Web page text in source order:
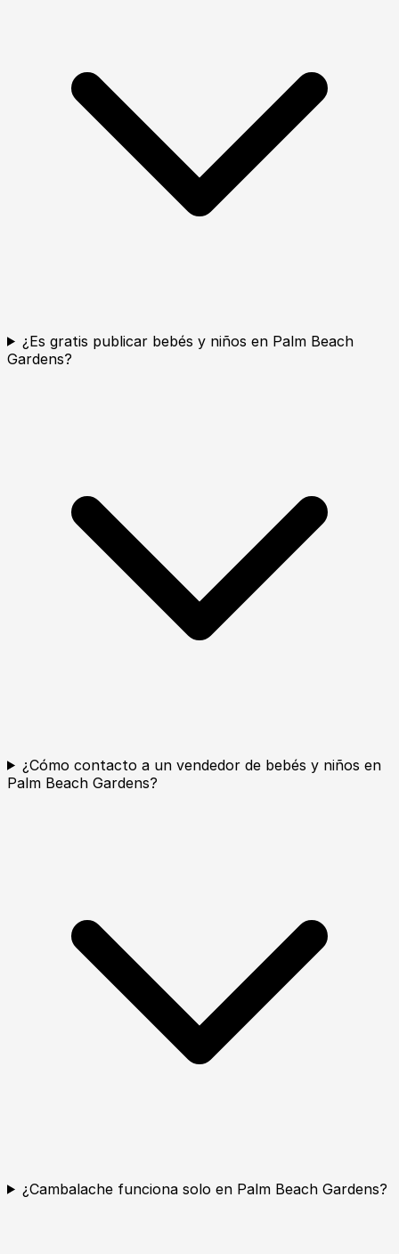
¿Es gratis publicar bebés y niños en Palm Beach
Gardens?
¿Cómo contacto a un vendedor de bebés y niños en
Palm Beach Gardens?
¿Cambalache funciona solo en Palm Beach Gardens?